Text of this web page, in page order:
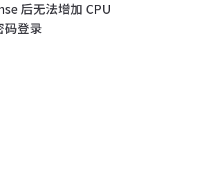
后无法增加 CPU
码登录